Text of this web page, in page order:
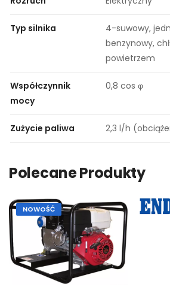
Typ silnika
4-suwowy,
benzynowy,
powietrzem
Współczynnik
mocy
0,8 cos φ
Zużycie paliwa 2,3 l/h
Polecane Produkty
NOWOŚĆ